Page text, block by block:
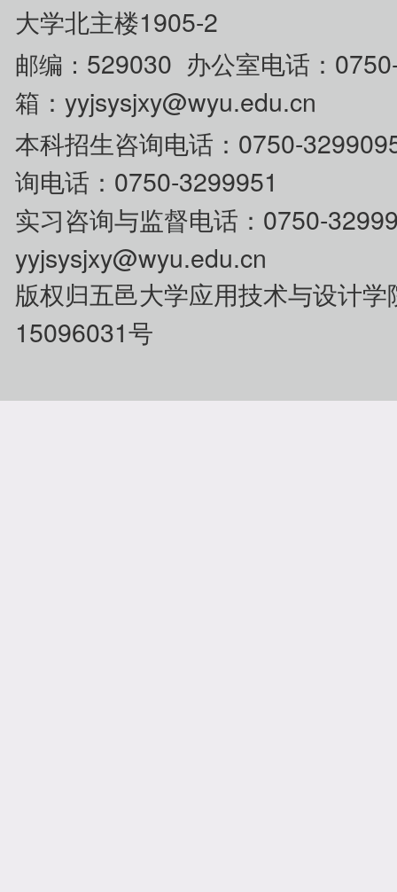
大学北主楼1905-2
邮编： 529030 办公室电话：
箱：yyjsysjxy@wyu.edu.cn
本科招生咨询电话： 0750-
询电话：0750-3299951
实习咨询与监督电话： 0750-
yyjsysjxy@wyu.edu.cn
版权归五邑大学应用技术与设计学
15096031号